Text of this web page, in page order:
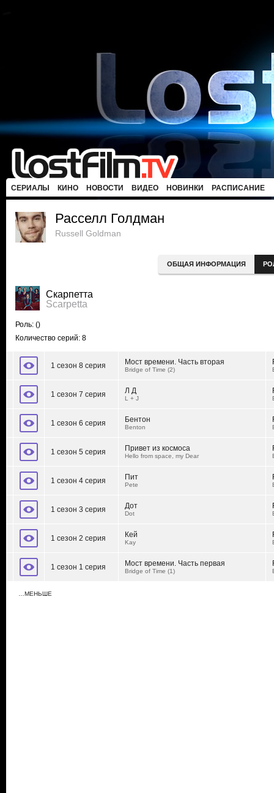
СЕРИАЛЫ КИНО НОВОСТИ ВИДЕО НОВИНКИ РАСПИСАНИЕ
Расселл Голдман
Russell Goldman
ОБЩАЯ ИНФОРМАЦИЯ
Скарпетта
Scarpetta
Роль: ()
Количество серий: 8
1 сезон 8 серия Мост времени. Часть вторая
Bridge of Time (2)
1 сезон 7 серия Л Д
L + J
1 сезон 6 серия Бентон
Benton
1 сезон 5 серия Привет из космоса
Hello from space, my Dear
1 сезон 4 серия Пит
Pete
1 сезон 3 серия Дот
Dot
1 сезон 2 серия Кей
Kay
1 сезон 1 серия Мост времени. Часть первая
Bridge of Time (1)
…МЕНЬШЕ